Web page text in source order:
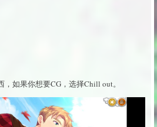
如果你想要CG，选择Chill out。